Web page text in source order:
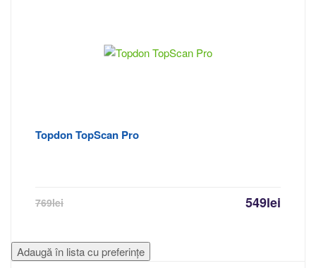
Topdon TopScan Pro
769lei 549lei
Adaugă în lista cu preferințe